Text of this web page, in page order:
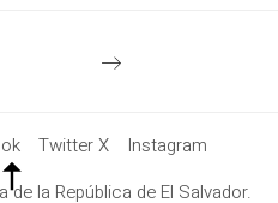
Twitter X
Instagram
la República de El Salvador.